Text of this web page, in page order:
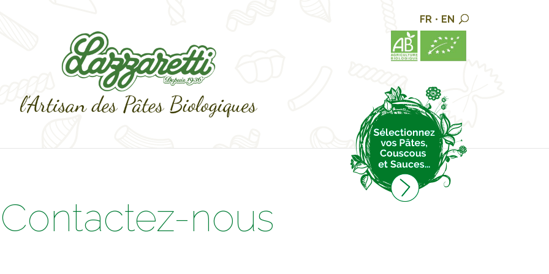
FR • EN
Contactez-nous